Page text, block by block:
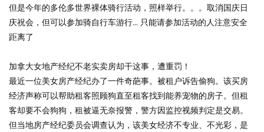
但是今年的多伦多世界裸体骑行活动，照样举行。。。取消国庆日
庆祝会，但可以参加骑自行车游行… 只能请参加活动的人注意安全
距离了
加拿大女地产经纪不老实卖房却干这事，遭重罚！
最近一位美女房产经纪办了一件奇葩事。被租户诉告偷狗。该买房
经济声称可以帮助租客照顾狗直至租客找到能养宠物的房子。但租
客却要不会狗狗，租被逼无奈报警，警方因监控视频判定是交易。
但当地房产经纪委员会调查认为，该美女经济不专业、不光彩，是